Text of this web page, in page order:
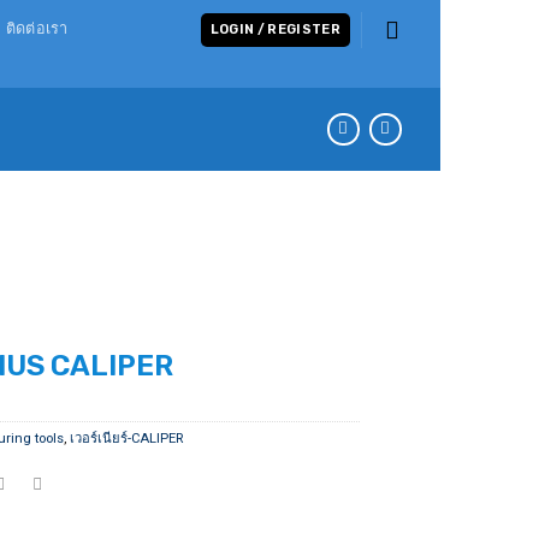
ติดต่อเรา LOGIN / REGISTER
CALIPER
tools, เวอร์เนียร์-CALIPER